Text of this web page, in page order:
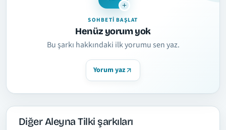
SOHBETI BAŞLAT
Henüz yorum yok
Bu şarkı hakkındaki ilk yorumu sen yaz.
Yorum yaz
Diğer Aleyna Tilki şarkıları